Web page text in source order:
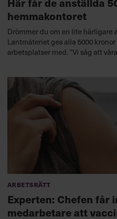
hemmakontoret
Drömmer du om en lite härligare
Lantmäteriet ges alla 5000
arbetsplatser med. ”Vi såg att
Arbetsrätt
Experten: Chefen får
medarbetare att